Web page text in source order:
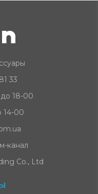
33
18-00
14-00
канал
Co., Ltd